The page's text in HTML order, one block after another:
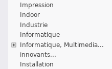
Impression
Indoor
Industrie
Informatique
Informatique, Multimedia...
innovants...
Installation